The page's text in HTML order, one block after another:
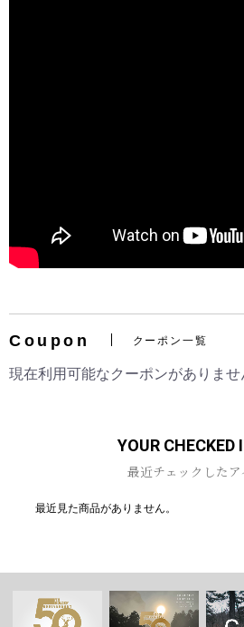
お買い物を続ける カ
Coupon クーポン一覧
現在利用可能なクーポンがありませ
YOUR CHECKED
最近チェックしたア
最近見た商品がありません。